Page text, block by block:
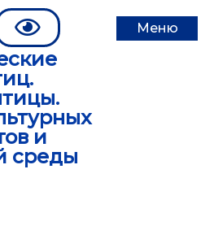
и
среды
Меню